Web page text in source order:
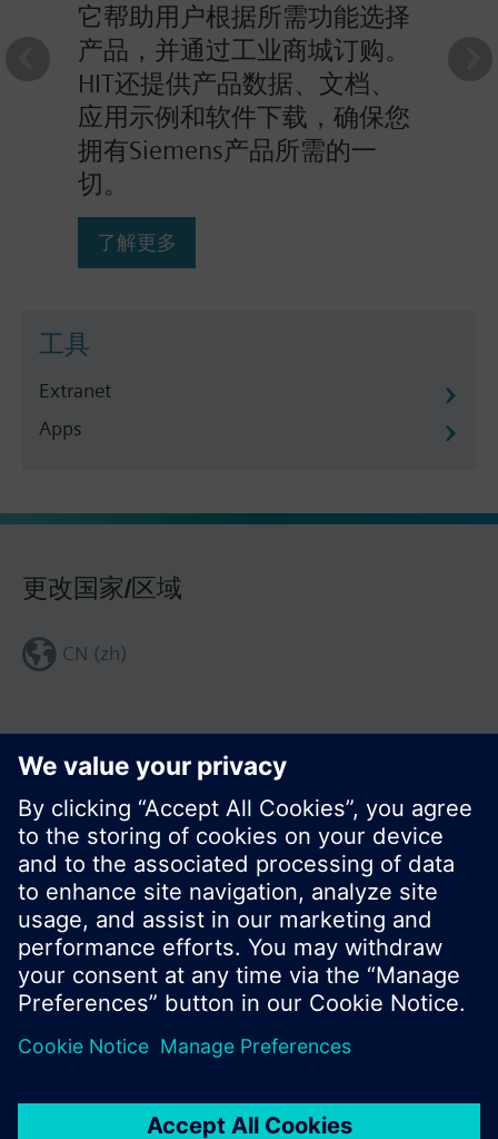
它帮助用户根据所需功能选择
产品，并通过工业商城订购。
HIT还提供产品数据、文档、
应用示例和软件下载，确保您
拥有Siemens产品所需的一
切。
了解更多
工具
Extranet
Apps
更改国家/区域
CN (zh)